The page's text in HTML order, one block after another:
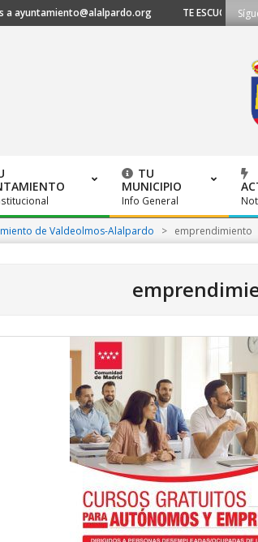
TE ESCUCHAMOS -
TU
MUNICIPIO
Info General
de Valdeolmos-Alalpardo > emprendimiento